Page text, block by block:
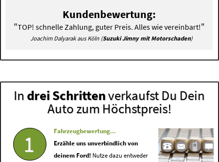
Kundenbewertung:
"TOP! schnelle Zahlung, guter Preis. Alles wie vereinbart!"
Joachim Dalyarak aus Köln (Suzuki Jimny mit Motorschaden)
In drei Schrittenverkaufst Du Dein
Auto zum Höchstpreis!
1
Fahrzeugbewertung...
Erzähle uns unverbindlich von
deinem Ford! Nutze dazu entweder